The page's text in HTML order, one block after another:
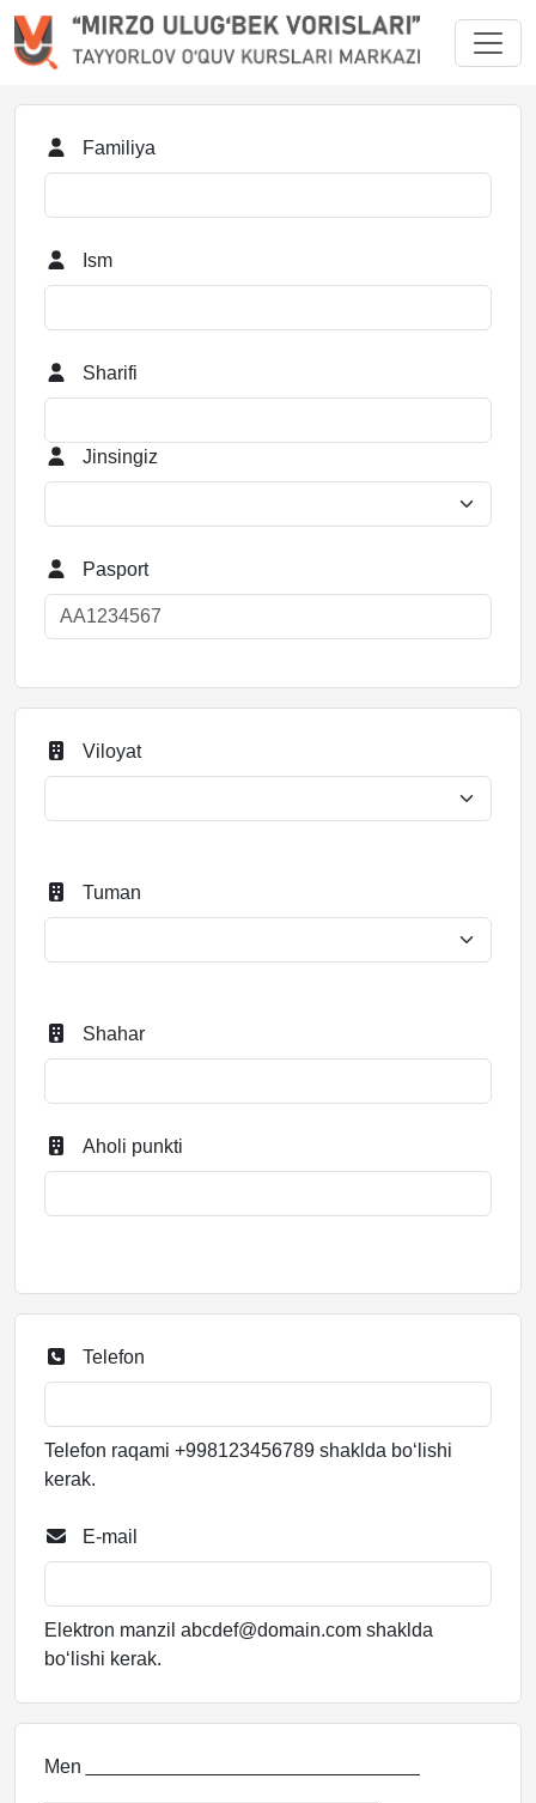
Familiya
Ism
Sharifi
Jinsingiz
Pasport
Viloyat
Tuman
Shahar
Aholi punkti
Telefon
Telefon raqami +998123456789 shaklda bo‘lishi
kerak.
E-mail
Elektron manzil abcdef@domain.com shaklda
bo‘lishi kerak.
Men